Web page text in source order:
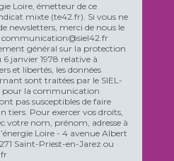
Loire, émetteur de ce
mixte (te42.fr). Si vous ne
newsletters, merci de nous le
communication@siel42.fr
général sur la protection
6 janvier 1978 relative à
et libertés, les données
sont traitées par le SIEL-
pour la communication
pas susceptibles de faire
tiers. Pour exercer vos droits,
votre nom, prénom, adresse à
Loire - 4 avenue Albert
Saint-Priest-en-Jarez ou